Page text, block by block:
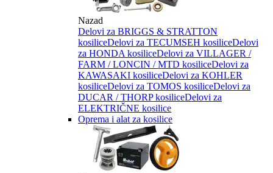
Nazad
Delovi za BRIGGS & STRATTON
kosiliceDelovi za TECUMSEH kosiliceDelovi
za HONDA kosiliceDelovi za VILLAGER /
FARM / LONCIN / MTD kosiliceDelovi za
KAWASAKI kosiliceDelovi za KOHLER
kosiliceDelovi za TOMOS kosiliceDelovi za
DUCAR / THORP kosiliceDelovi za
ELEKTRIČNE kosilice
Oprema i alat za kosilice